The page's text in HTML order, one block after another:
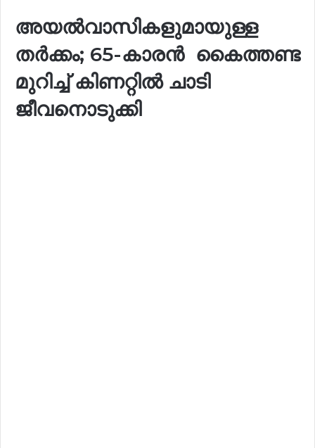
അയൽവാസികളുമായുള്ള
തർക്കം; 65-കാരൻ കൈത്തണ്ട
മുറിച്ച് കിണറ്റിൽ ചാടി
ജീവനൊടുക്കി